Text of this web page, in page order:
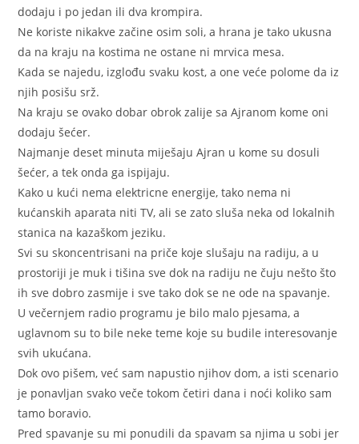
dodaju i po jedan ili dva krompira.
Ne koriste nikakve začine osim soli, a hrana je tako ukusna
da na kraju na kostima ne ostane ni mrvica mesa.
Kada se najedu, izglođu svaku kost, a one veće polome da iz
njih posišu srž.
Na kraju se ovako dobar obrok zalije sa Ajranom kome oni
dodaju šećer.
Najmanje deset minuta miješaju Ajran u kome su dosuli
šećer, a tek onda ga ispijaju.
Kako u kući nema elektricne energije, tako nema ni
kućanskih aparata niti TV, ali se zato sluša neka od lokalnih
stanica na kazaškom jeziku.
Svi su skoncentrisani na priče koje slušaju na radiju, a u
prostoriji je muk i tišina sve dok na radiju ne čuju nešto što
ih sve dobro zasmije i sve tako dok se ne ode na spavanje.
U večernjem radio programu je bilo malo pjesama, a
uglavnom su to bile neke teme koje su budile interesovanje
svih ukućana.
Dok ovo pišem, već sam napustio njihov dom, a isti scenario
je ponavljan svako veče tokom četiri dana i noći koliko sam
tamo boravio.
Pred spavanje su mi ponudili da spavam sa njima u sobi jer